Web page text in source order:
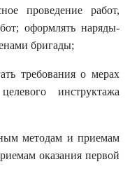
проведение работ,
оформлять наряды-
бригады;
требования о мерах
инструктажа
методам и приемам
оказания первой